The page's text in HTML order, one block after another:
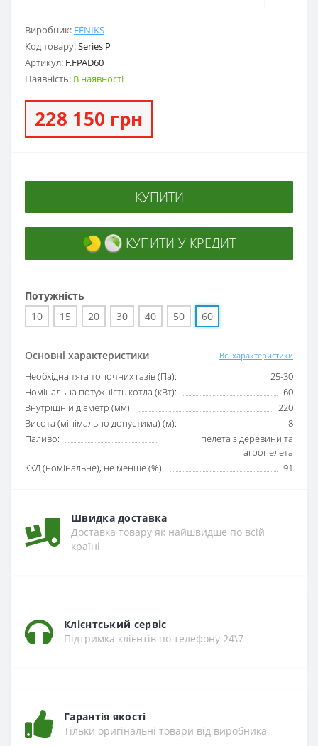
Виробник: FENIKS
Код товару:Series P
Артикул: F.FPAD60
Наявність: В наявності
228 150 грн
Потужність
10
15 20 30 40 50 60
Основні характеристики Всі характеристики
Необхідна тяга топочних газів (Па):
25-30
Номінальна потужність котла (кВт):
60
Внутрішній діаметр (мм):
220
Висота (мінімально допустима) (м):
8
Паливо:
пелета з деревини та
агропелета
ККД (номінальне), не менше (%):
91
КУПИТИ
КУПИТИ У КРЕДИТ
Швидка доставка
Доставка товару як найшвидше по всій
країні
Клієнтський сервіс
Підтримка клієнтів по телефону 24\7
Гарантія якості
Тільки оригінальні товари від виробника